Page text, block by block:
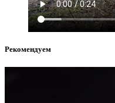
Рекомендуем